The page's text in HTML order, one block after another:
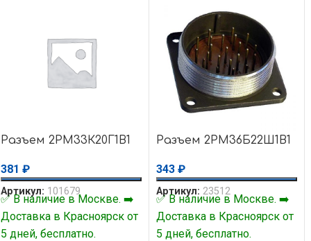
Разъем 2РМ33К20Г1В1
381₽
Артикул: 101679
✅ В наличие в Москве. ➡️
Доставка в Красноярск от
5 дней, бесплатно.
Разъем 2РМ36Б22Ш1В1
343 ₽
Артикул: 23512
✅ В наличие в Москве. ➡️
Доставка в Красноярск от
5 дней, бесплатно.